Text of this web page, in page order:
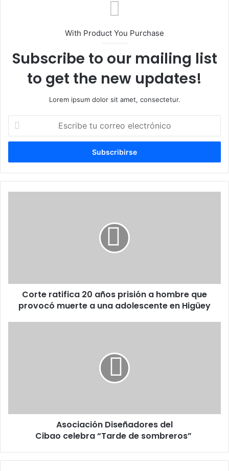
With Product You Purchase
Subscribe to our mailing list
to get the new updates!
Lorem ipsum dolor sit amet, consectetur.
correo
provocó
muerteCorte ratifica 20 años prisión a hombre que
provocó muerte a una adolescente en Higüey
Asociación Diseñadores del
Cibao celebra “Tarde de sombreros”